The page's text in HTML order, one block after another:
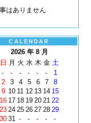
はありません
CALENDAR
2026 年 8 月
日 月 火 水 木 金 土
-
- - - - -
1
2
3 4 5 6 7
8
9 10 11 12 13 14 15
16 17 18 19 20 21 22
23 24 25 26 27 28 29
30 31 - - - - -